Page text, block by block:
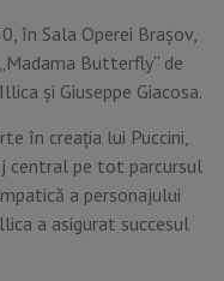
în Sala Operei Brașov,
Butterfly” de
și Giuseppe Giacosa.
în creația lui Puccini,
central pe tot parcursul
a personajului
a asigurat succesul